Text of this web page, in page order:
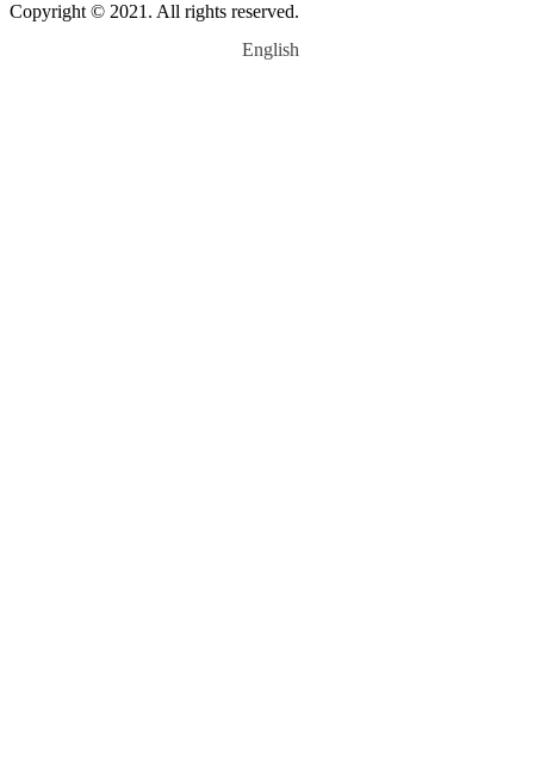
Copyright © 2021. All rights reserved.
English